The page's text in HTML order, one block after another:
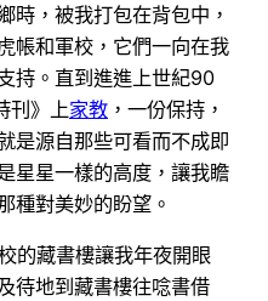
時，被我打包在背包中，
帳和軍校，它們一向在我
持。直到進進上世紀90
刊》上家教 ，一份保持，
是源自那些可看而不成即
星星一樣的高度，讓我瞻
種對美妙的盼望。
的藏書樓讓我年夜開眼
待地到藏書樓往唸書借